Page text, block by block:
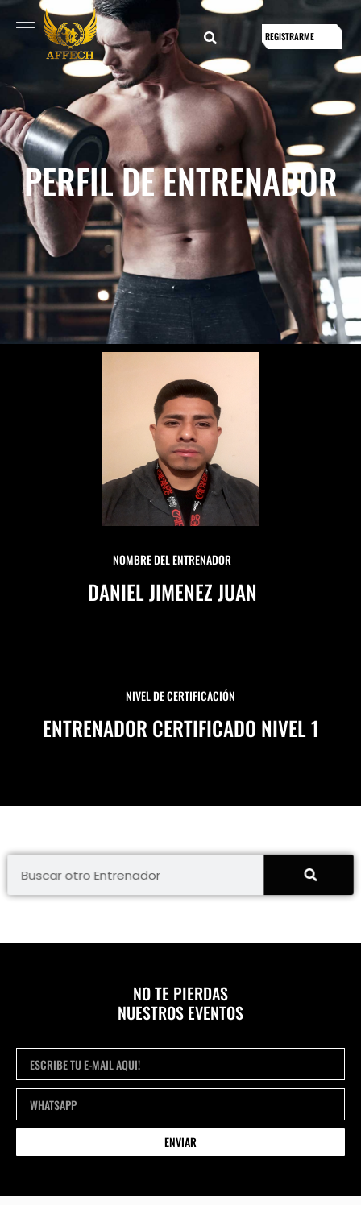
REGISTRARME
PERFIL DE ENTRENADOR
NOMBRE DEL ENTRENADOR
DANIEL JIMENEZ JUAN
NIVEL DE CERTIFICACIÓN
ENTRENADOR CERTIFICADO NIVEL 1
NO TE PIERDAS
NUESTROS EVENTOS
ENVIAR